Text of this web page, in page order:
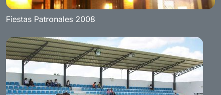
Fiestas Patronales 2008